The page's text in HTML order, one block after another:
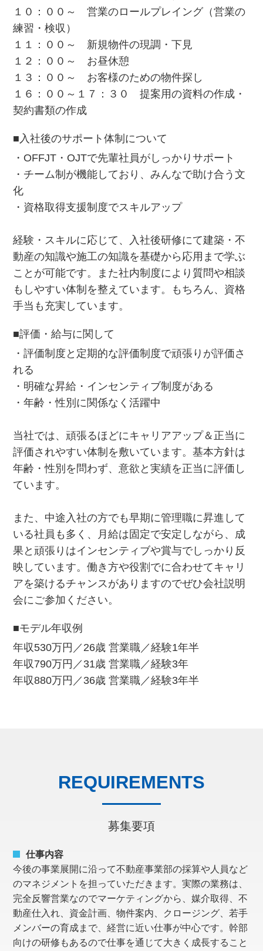
１０：００～ 営業のロールプレイング（営業の
練習・検収）
１１：００～ 新規物件の現調・下見
１２：００～ お昼休憩
１３：００～ お客様のための物件探し
１６：００～１７：３０ 提案用の資料の作成・
契約書類の作成
■入社後のサポート体制について
・OFFJT・OJTで先輩社員がしっかりサポート
・チーム制が機能しており、みんなで助け合う文
化
・資格取得支援制度でスキルアップ
経験・スキルに応じて、入社後研修にて建築・不
動産の知識や施工の知識を基礎から応用まで学ぶ
ことが可能です。また社内制度により質問や相談
もしやすい体制を整えています。もちろん、資格
手当も充実しています。
■評価・給与に関して
・評価制度と定期的な評価制度で頑張りが評価さ
れる
・明確な昇給・インセンティブ制度がある
・年齢・性別に関係なく活躍中
当社では、頑張るほどにキャリアアップ＆正当に
評価されやすい体制を敷いています。基本方針は
年齢・性別を問わず、意欲と実績を正当に評価し
ています。
また、中途入社の方でも早期に管理職に昇進して
いる社員も多く、月給は固定で安定しながら、成
果と頑張りはインセンティブや賞与でしっかり反
映しています。働き方や役割でに合わせてキャリ
アを築けるチャンスがありますのでぜひ会社説明
会にご参加ください。
■モデル年収例
年収530万円／26歳 営業職／経験1年半
年収790万円／31歳 営業職／経験3年
年収880万円／36歳 営業職／経験3年半
REQUIREMENTS
募集要項
仕事内容
今後の事業展開に沿って不動産事業部の採算や人員など
のマネジメントを担っていただきます。実際の業務は、
完全反響営業なのでマーケティングから、媒介取得、不
動産仕入れ、資金計画、物件案内、クロージング、若手
メンバーの育成まで、経営に近い仕事が中心です。幹部
向けの研修もあるので仕事を通じて大きく成長すること